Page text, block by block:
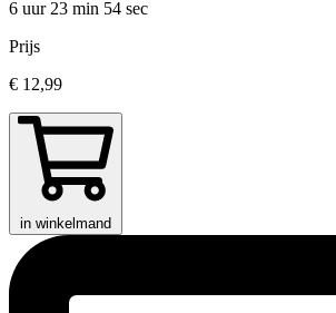
6 uur 23 min 54 sec
Prijs
€ 12,99
in winkelmand